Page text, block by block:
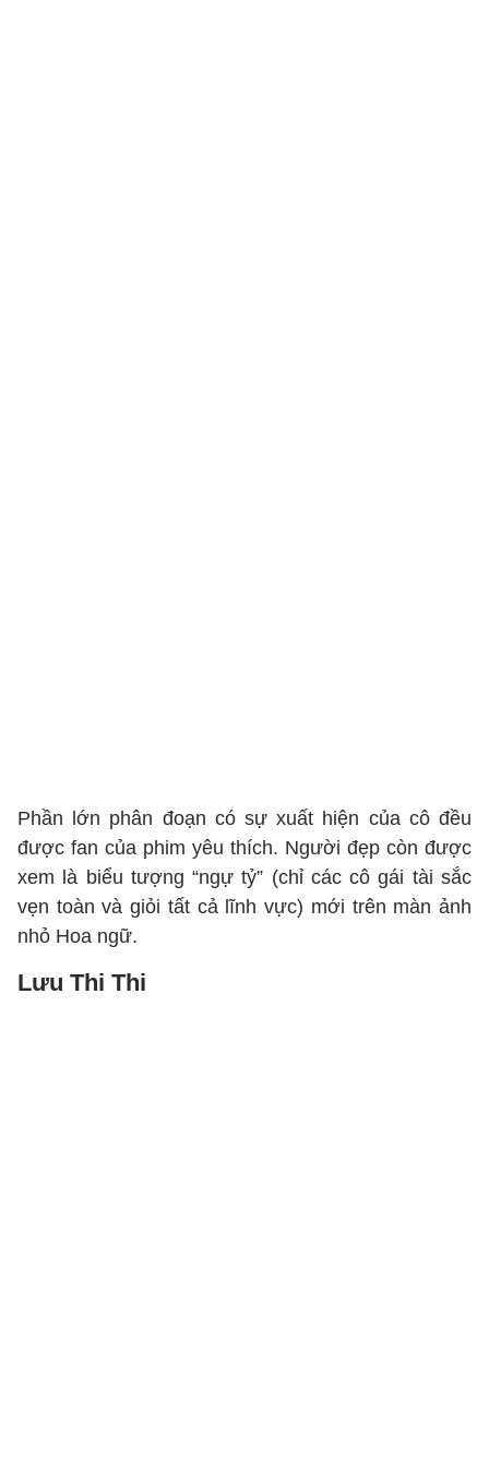
Phần lớn phân đoạn có sự xuất hiện của cô đều
được fan của phim yêu thích. Người đẹp còn được
xem là biểu tượng “ngự tỷ” (chỉ các cô gái tài sắc
vẹn toàn và giỏi tất cả lĩnh vực) mới trên màn ảnh
nhỏ Hoa ngữ.
Lưu Thi Thi